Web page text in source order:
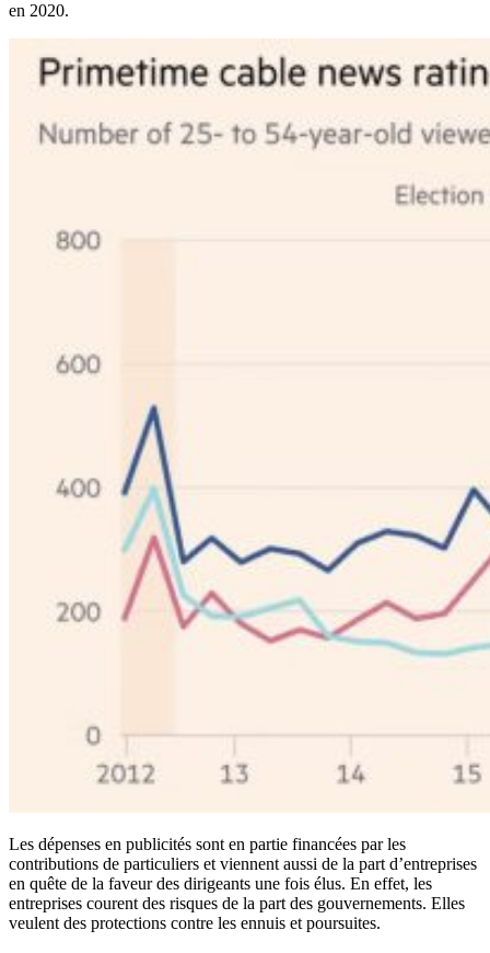
en 2020.
Les dépenses en publicités sont en partie financées par les
contributions de particuliers et viennent aussi de la part d’entreprises
en quête de la faveur des dirigeants une fois élus. En effet, les
entreprises courent des risques de la part des gouvernements. Elles
veulent des protections contre les ennuis et poursuites.